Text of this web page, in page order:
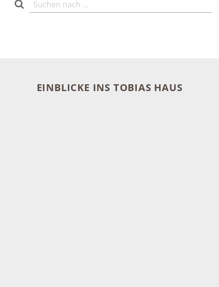
EINBLICKE INS TOBIAS HAUS